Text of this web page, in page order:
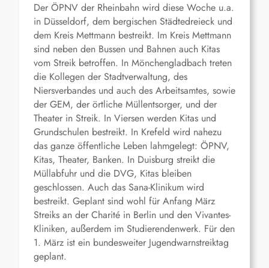
Der ÖPNV der Rheinbahn wird diese Woche u.a.
in Düsseldorf, dem bergischen Städtedreieck und
dem Kreis Mettmann bestreikt. Im Kreis Mettmann
sind neben den Bussen und Bahnen auch Kitas
vom Streik betroffen. In Mönchengladbach treten
die Kollegen der Stadtverwaltung, des
Niersverbandes und auch des Arbeitsamtes, sowie
der GEM, der örtliche Müllentsorger, und der
Theater in Streik. In Viersen werden Kitas und
Grundschulen bestreikt. In Krefeld wird nahezu
das ganze öffentliche Leben lahmgelegt: ÖPNV,
Kitas, Theater, Banken. In Duisburg streikt die
Müllabfuhr und die DVG, Kitas bleiben
geschlossen. Auch das Sana-Klinikum wird
bestreikt. Geplant sind wohl für Anfang März
Streiks an der Charité in Berlin und den Vivantes-
Kliniken, außerdem im Studierendenwerk. Für den
1. März ist ein bundesweiter Jugendwarnstreiktag
geplant.